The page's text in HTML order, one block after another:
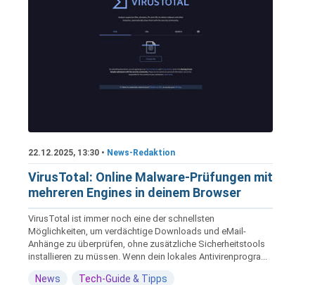
22.12.2025, 13:30 • News-Redaktion
VirusTotal: Online Malware-Prüfungen mit
mehreren Engines in deinem Browser
VirusTotal ist immer noch eine der schnellsten
Möglichkeiten, um verdächtige Downloads und eMail-
Anhänge zu überprüfen, ohne zusätzliche Sicherheitstools
installieren zu müssen. Wenn dein lokales Antivirenprogra...
News Tech-Guide & Tipps